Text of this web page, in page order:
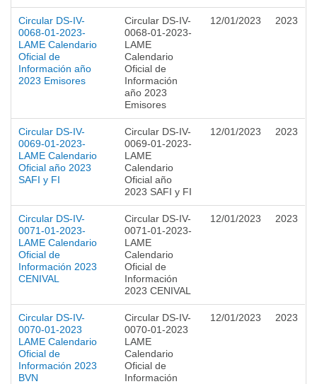
Circular DS-IV-
0068-01-2023-
LAME Calendario
Oficial de
Información año
2023 Emisores
Circular DS-IV-
0068-01-2023-
LAME
Calendario
Oficial de
Información
año 2023
Emisores
12/01/2023 2023
Circular DS-IV-
0069-01-2023-
LAME Calendario
Oficial año 2023
SAFI y FI
Circular DS-IV-
0069-01-2023-
LAME
Calendario
Oficial año
2023 SAFI y FI
12/01/2023 2023
Circular DS-IV-
0071-01-2023-
LAME Calendario
Oficial de
Información 2023
CENIVAL
Circular DS-IV-
0071-01-2023-
LAME
Calendario
Oficial de
Información
2023 CENIVAL
12/01/2023 2023
Circular DS-IV-
0070-01-2023
LAME Calendario
Oficial de
Información 2023
BVN
Circular DS-IV-
0070-01-2023
LAME
Calendario
Oficial de
Información
12/01/2023 2023